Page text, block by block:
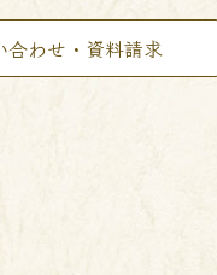
合わせ・資料請求